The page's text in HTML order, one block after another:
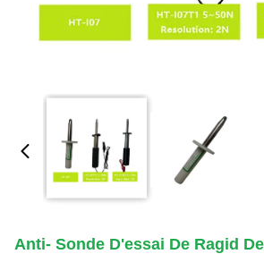
Anti- Sonde D'essai De Ragid